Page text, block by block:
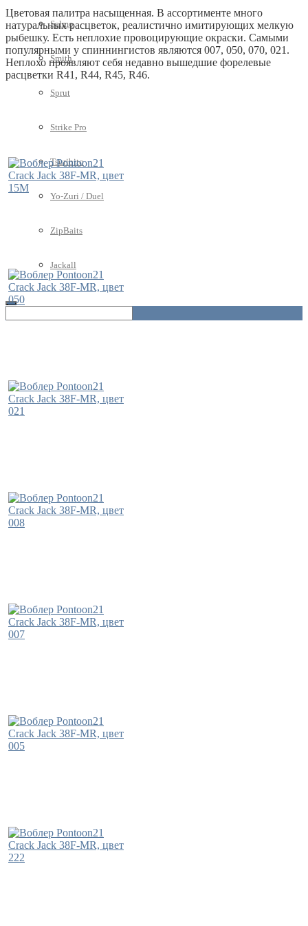
Salmo
Smith
Sprut
Strike Pro
Tsuribito
Yo-Zuri / Duel
ZipBaits
Jackall
Цветовая палитра насыщенная. В ассортименте много
натуральных расцветок, реалистично имитирующих мелкую
рыбешку. Есть неплохие провоцирующие окраски. Самыми
популярными у спиннингистов являются 007, 050, 070, 021.
Неплохо проявляют себя недавно вышедшие форелевые
расцветки R41, R44, R45, R46.